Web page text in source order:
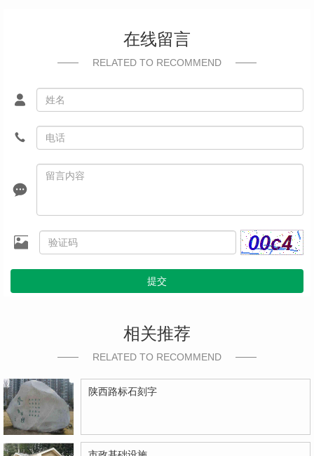
在线留言
RELATED TO RECOMMEND
提交
相关推荐
RELATED TO RECOMMEND
陕西路标石刻字